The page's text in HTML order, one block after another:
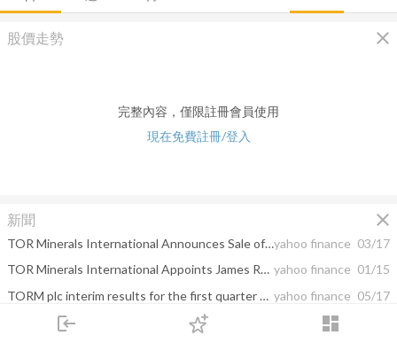
login dashboard
下單
股價走勢 close
完整內容，僅限註冊會員使用
現在免費註冊/登入
新聞 close
TOR Minerals International Announces Sale of Corpus Christi Assetsyahoo finance 03/17
TOR Minerals International Appoints James Roecker Vice Chairman And CEO yahoo finance 01/15
TORM plc interim results for the first quarter of 2018 yahoo finance 05/17
google finance